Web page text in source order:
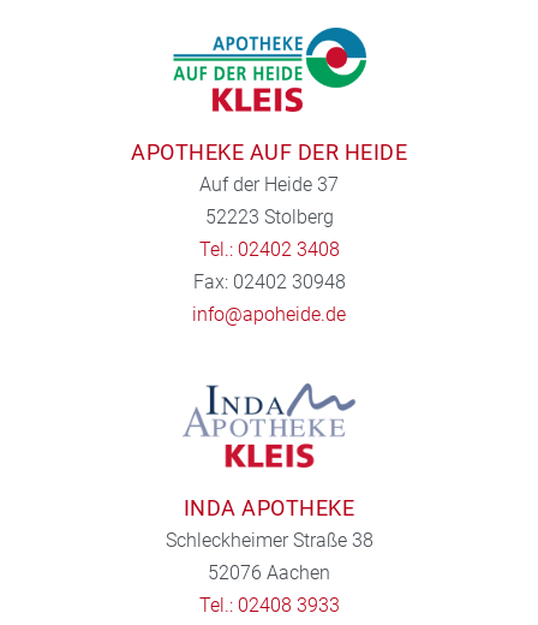
APOTHEKE AUF DER HEIDE
Auf der Heide 37
52223 Stolberg
Tel.: 02402 3408
Fax: 02402 30948
info@apoheide.de
INDA APOTHEKE
Schleckheimer Straße 38
52076 Aachen
Tel.: 02408 3933